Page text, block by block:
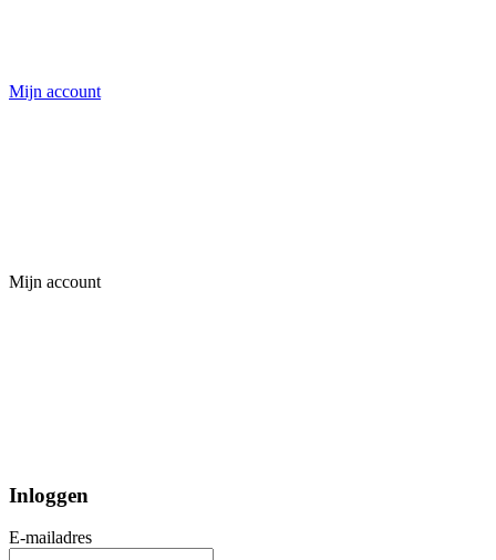
Mijn account
Mijn account
Inloggen
E-mailadres